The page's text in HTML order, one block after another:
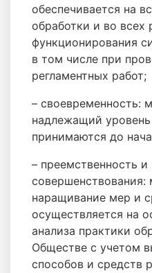
обеспечивается на
обработки и во всех
функционирования
в том числе при
регламентных работ;
– своевременность:
надлежащий
принимаются до
– преемственность
совершенствования:
наращивание мер и
осуществляется на
анализа практики
Обществе с учетом
способов и средств